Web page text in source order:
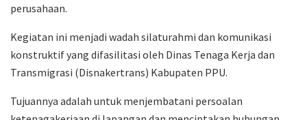
perusahaan.
Kegiatan ini menjadi wadah silaturahmi dan komunikasi
konstruktif yang difasilitasi oleh Dinas Tenaga Kerja dan
Transmigrasi (Disnakertrans) Kabupaten PPU.
Tujuannya adalah untuk menjembatani persoalan